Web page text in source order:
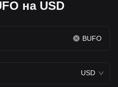
на USD
BUFO
USD